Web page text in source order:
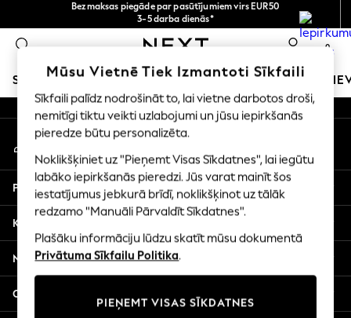
Bezmaksas piegāde par pasūtījumiem virs EUR50
3-5 darba dienās*
Tagad jūs varat
iepirkties latviešu valodā!
0
SKOLAS APĢĒRBS MEITENES ZĒNI MAZULIS
SCHOOLWEAR
All Boys Schoolwear
Shoes
Trousers
Shorts
Shirts
Polo Shirts
Sweatshirts & Jumpers
An error occurred on client
Mūsu sociālie tīkli
Mans konts
Pierakstieties savā kontā
Palīdzība
Konfidencialitāte un juridiskā informācija
Nodaļas
Citi pakalpojumi
Mūsu Vietnē Tiek Izmantoti Sīkfaili
Sīkfaili palīdz nodrošināt to, lai vietne darbotos droši,
nemitīgi tiktu veikti uzlabojumi un jūsu iepirkšanās
pieredze būtu personalizēta.
Noklikšķiniet uz "Pieņemt Visas Sīkdatnes", lai iegūtu
labāko iepirkšanās pieredzi. Jūs varat mainīt šos
iestatījumus jebkurā brīdī, noklikšķinot uz tālāk
redzamo "Manuāli Pārvaldīt Sīkdatnes".
Plašāku informāciju lūdzu skatīt mūsu dokumentā
Privātuma Sīkfailu Politika.
PIEŅEMT VISAS SĪKDATNES